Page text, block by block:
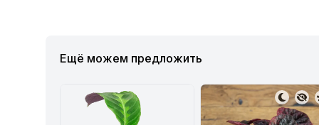
Ещё можем предложить